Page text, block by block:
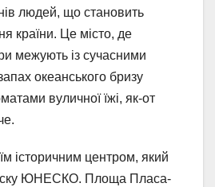
людей, що становить
країни. Це місто, де
межують із сучасними
океанського бризу
вуличної їжі, як-от
історичним центром, який
ЮНЕСКО. Площа Пласа-